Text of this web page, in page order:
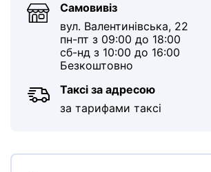
Самовивіз
вул. Валентинівська, 22
пн-пт з 09:00 до 18:00
сб-нд з 10:00 до 16:00
Безкоштовно
Таксі за адресою
за тарифами таксі